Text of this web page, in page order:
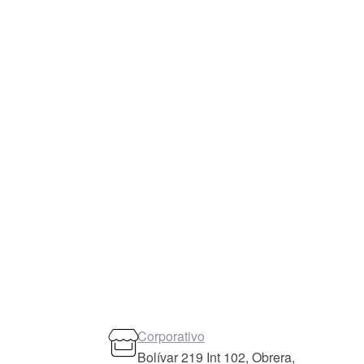
Corporativo
Bolívar 219 Int 102, Obrera,